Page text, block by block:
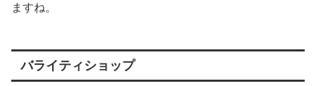
ますね。
バライティショップ